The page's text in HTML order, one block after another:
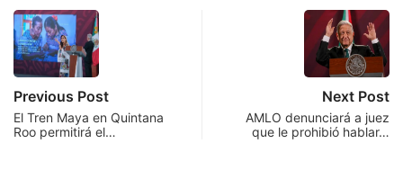
Previous Post
El Tren Maya en Quintana
Roo permitirá el…
Next Post
AMLO denunciará a juez
que le prohibió hablar…